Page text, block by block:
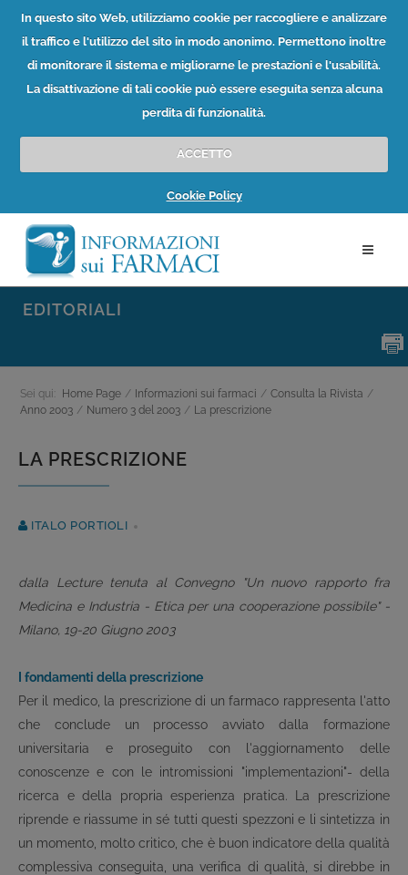
In questo sito Web, utilizziamo cookie per raccogliere e analizzare
il traffico e l'utilizzo del sito in modo anonimo. Permettono inoltre
di monitorare il sistema e migliorarne le prestazioni e l'usabilità.
La disattivazione di tali cookie può essere eseguita senza alcuna
perdita di funzionalità.
ACCETTO
Cookie Policy
EDITORIALI
Sei qui: Home Page / Informazioni sui farmaci / Consulta la Rivista /
Anno 2003 / Numero 3 del 2003 / La prescrizione
LA PRESCRIZIONE
ITALO PORTIOLI
dalla Lecture tenuta al Convegno "Un nuovo rapporto fra
Medicina e Industria - Etica per una cooperazione possibile" -
Milano, 19-20 Giugno 2003
I fondamenti della prescrizione
Per il medico, la prescrizione di un farmaco rappresenta l'atto
che conclude un processo avviato dalla formazione
universitaria e proseguito con l'aggiornamento delle
conoscenze e con le intromissioni ­"implementazioni"- della
ricerca e della propria esperienza pratica. La prescrizione
riprende e riassume in sé tutti questi spezzoni e li sintetizza in
un momento, molto critico, che è buon indicatore della qualità
complessiva conseguita, una verifica di qualità, si direbbe in